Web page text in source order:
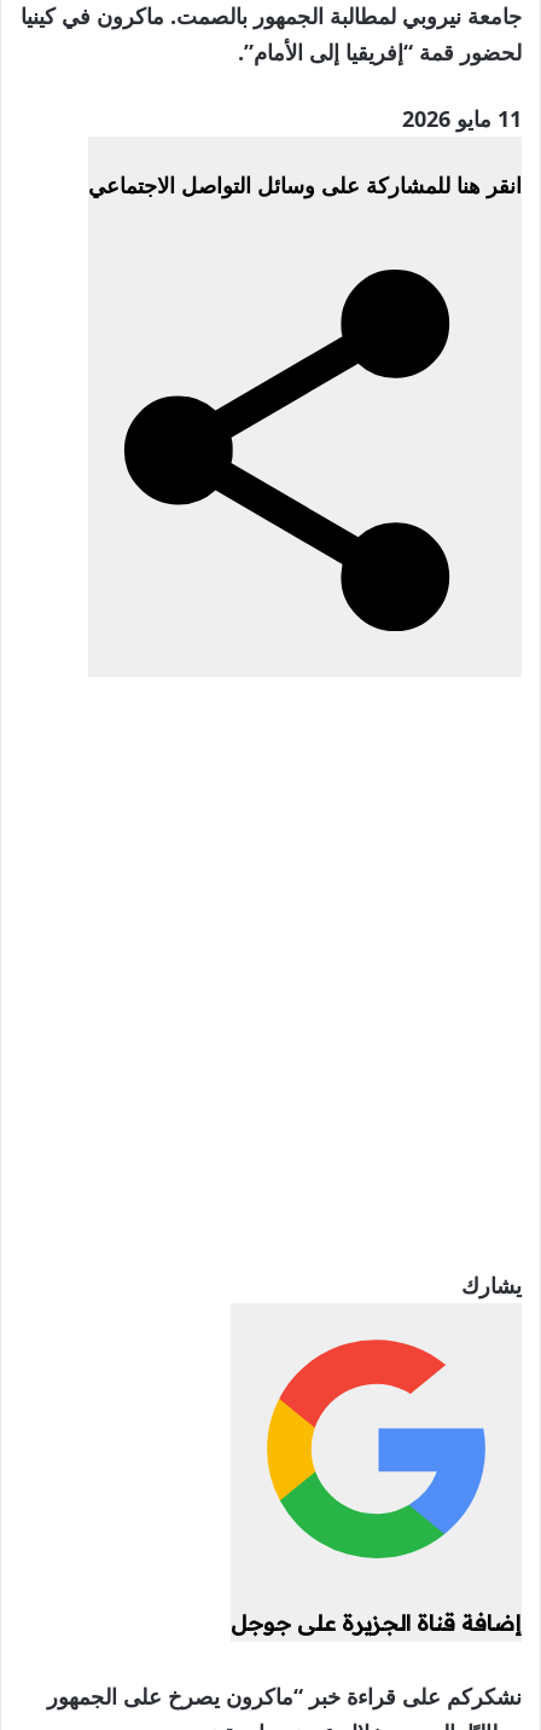
جامعة نيروبي لمطالبة الجمهور بالصمت. ماكرون في كينيا
لحضور قمة “إفريقيا إلى الأمام”.
نُشرت
11
11 مايو 2026
انقر هنا للمشاركة على وسائل التواصل الاجتماعي
يشارك
إضافة قناة الجزيرة على جوجل
نشكركم على قراءة خبر “ماكرون يصرخ على الجمهور